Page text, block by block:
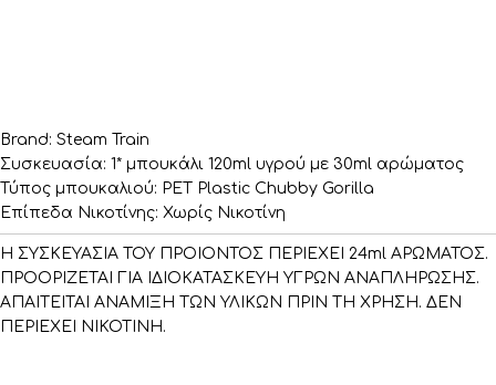
Brand: Steam Train
Συσκευασία: 1* μπουκάλι 120ml υγρού με 30ml αρώματος
Τύπος μπουκαλιού: PET Plastic Chubby Gorilla
Επίπεδα Νικοτίνης: Χωρίς Νικοτίνη
Η ΣΥΣΚΕΥΑΣΙΑ ΤΟΥ ΠΡΟΙΟΝΤΟΣ ΠΕΡΙΕΧΕΙ 24ml ΑΡΩΜΑΤΟΣ.
ΠΡΟΟΡΙΖΕΤΑΙ ΓΙΑ ΙΔΙΟΚΑΤΑΣΚΕΥΗ ΥΓΡΩΝ ΑΝΑΠΛΗΡΩΣΗΣ.
ΑΠΑΙΤΕΙΤΑΙ ΑΝΑΜΙΞΗ ΤΩΝ ΥΛΙΚΩΝ ΠΡΙΝ ΤΗ ΧΡΗΣΗ. ΔΕΝ
ΠΕΡΙΕΧΕΙ ΝΙΚΟΤΙΝΗ.